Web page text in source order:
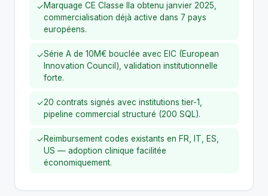
✓Marquage CE Classe IIa obtenu janvier 2025,
commercialisation déjà active dans 7 pays
européens.
✓Série A de 10M€ bouclée avec EIC (European
Innovation Council), validation institutionnelle
forte.
✓20 contrats signés avec institutions tier-1,
pipeline commercial structuré (200 SQL).
✓Reimbursement codes existants en FR, IT, ES,
US — adoption clinique facilitée
économiquement.